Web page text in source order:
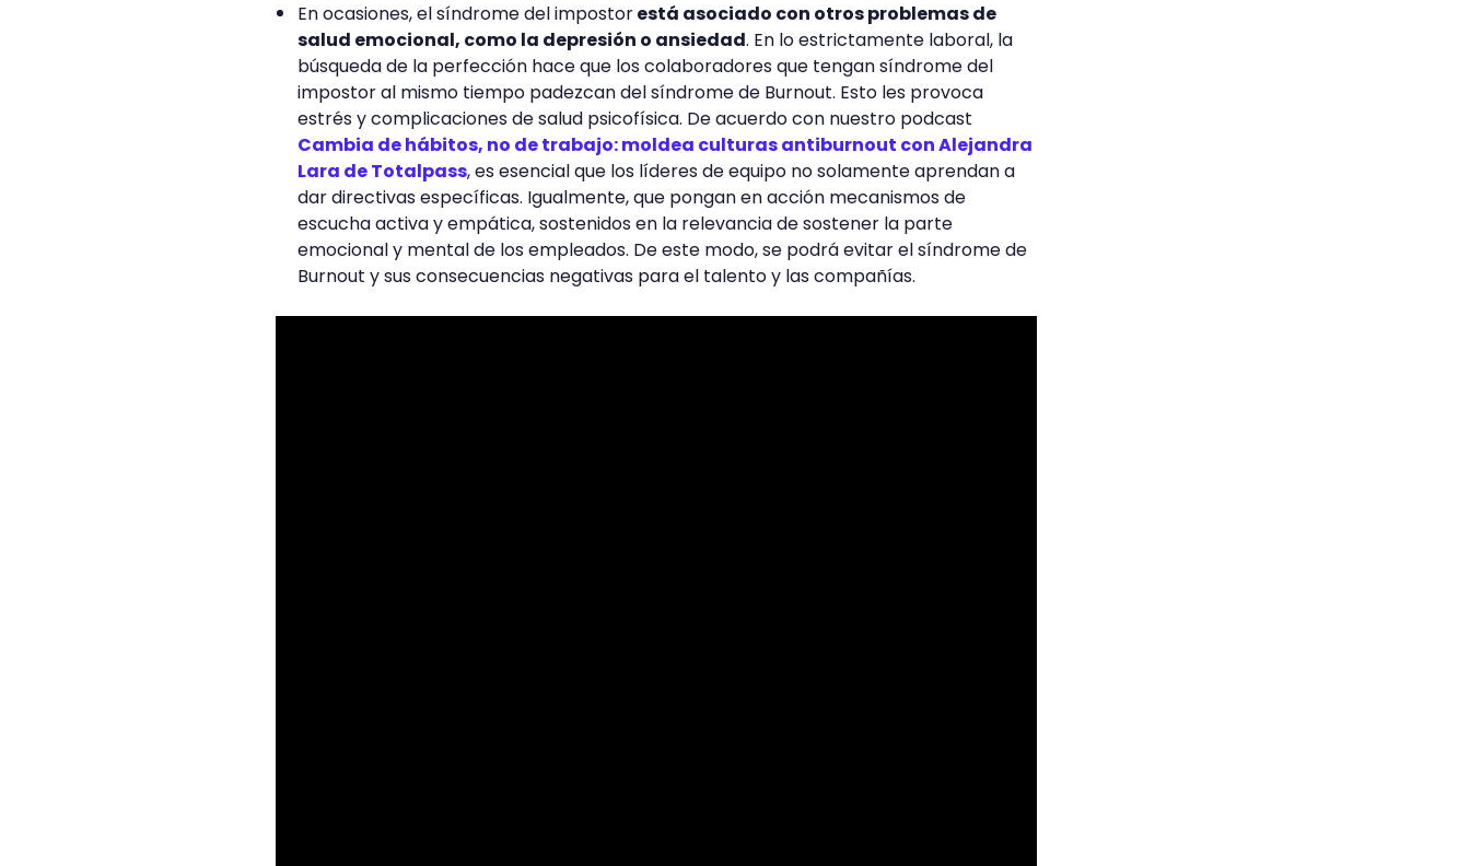
En ocasiones, el síndrome del impostorestá asociado con otros problemas de
salud emocional, como la depresión o ansiedad. En lo estrictamente laboral, la
búsqueda de la perfección hace que los colaboradores que tengan síndrome del
impostor al mismo tiempo padezcan del síndrome de Burnout. Esto les provoca
estrés y complicaciones de salud psicofísica. De acuerdo con nuestro podcast
Cambia de hábitos, no de trabajo: moldea culturas antiburnout con Alejandra
Lara de Totalpass, es esencial que los líderes de equipo no solamente aprendan a
dar directivas específicas. Igualmente, que pongan en acción mecanismos de
escucha activa y empática, sostenidos en la relevancia de sostener la parte
emocional y mental de los empleados. De este modo, se podrá evitar el síndrome de
Burnout y sus consecuencias negativas para el talento y las compañías.